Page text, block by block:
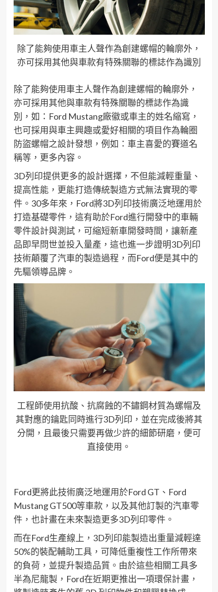
除了能夠使用車主人聲作為創建螺帽的輪廓外，
亦可採用其他與車款有特殊關聯的標誌作為識別
除了能夠使用車主人聲作為創建螺帽的輪廓外，
亦可採用其他與車款有特殊關聯的標誌作為識
別，如： Ford Mustang廠徽或車主的姓名縮寫，
也可採用與車主興趣或愛好相關的項目作為輪圈
防盜螺帽之設計發想，例如 ： 車主喜愛的賽道名
稱等，更多內容 。
3D列印提供更多的設計選擇，不但能減輕重量、
提高性能，更能打造傳統製造方式無法實現的零
件。 30多年來， Ford將3D列印技術廣泛地運用於
打造基礎零件，這有助於Ford進行開發中的車輛
零件設計與測試， 可縮短新車開發時間，讓新產
品即早問世並投入量產 ， 這也進一步證明3D列印
技術顛覆了汽車的製造過程，而Ford便是其中的
先驅領導品牌。
工程師使用抗酸、抗腐蝕的不鏽鋼材質為螺帽及
其對應的鑰匙同時進行3D列印，並在完成後將其
分開，且最後只需要再做少許的細節研磨，便可
直接使用。
Ford更將此技術廣泛地運用於Ford GT 、 Ford
Mustang GT500等車款 ， 以及其他訂製的汽車零
件， 也計畫在未來製造更多3D列印零件。
而在Ford生產線上， 3D列印能製造出重量減輕達
50%的裝配輔助工具， 可降低重複性工作所帶來
的負荷 ， 並提升製造品質。由於這些相關工具多
半為尼龍製， Ford在近期更推出一項環保計畫 ，